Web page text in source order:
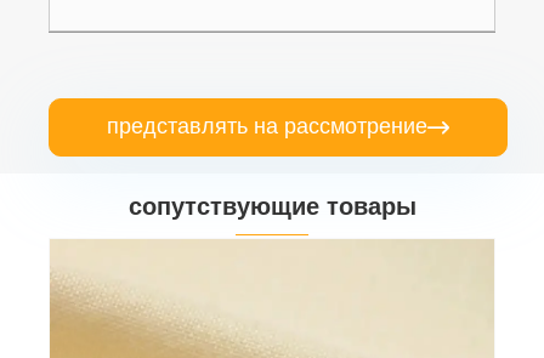
представлять на рассмотрение
сопутствующие товары